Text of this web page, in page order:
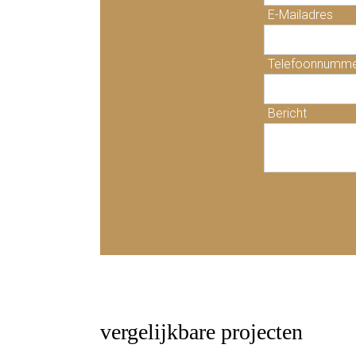
E-Mailadres
Bericht
vergelijkbare projecten